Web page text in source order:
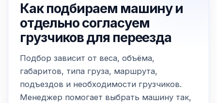
Как подбираем машину и
отдельно согласуем
грузчиков для переезда
Подбор зависит от веса, объёма,
габаритов, типа груза, маршрута,
подъездов и необходимости грузчиков.
Менеджер помогает выбрать машину так,